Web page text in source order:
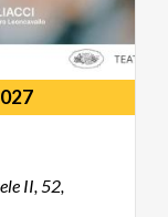
II, 52,